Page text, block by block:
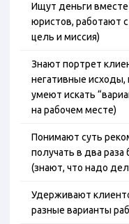
Ищут деньги
юристов, работают
цель и миссия)
Знают портрет
негативные исходы,
умеют искать
на рабочем месте)
Понимают суть
получать в два
(знают, что надо
Удерживают
разные варианты